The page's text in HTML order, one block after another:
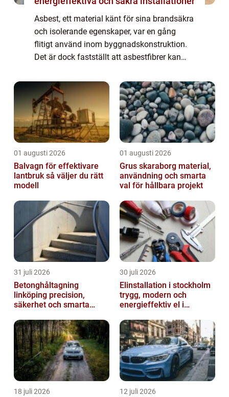
Asbest, ett material känt för sina brandsäkra
och isolerande egenskaper, var en gång
flitigt använd inom byggnadskonstruktion.
Det är dock fastställt att asbestfibrer kan
01 augusti 2026
Balvagn för effektivare
lantbruk så väljer du rätt
modell
01 augusti 2026
Grus skaraborg material,
användning och smarta
val för hållbara projekt
31 juli 2026
Betonghåltagning
linköping precision,
säkerhet och smarta
30 juli 2026
Elinstallation i stockholm
trygg, modern och
energieffektiv el i
18 juli 2026 12 juli 2026